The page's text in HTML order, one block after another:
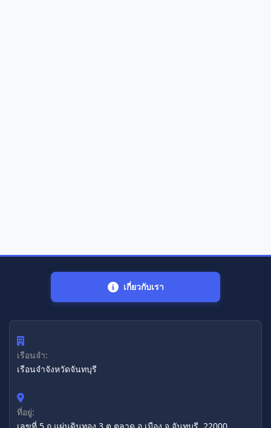
เกี่ยวกับเรา
เรือนจำ:
เรือนจำจังหวัดจันทบุรี
ที่อยู่: